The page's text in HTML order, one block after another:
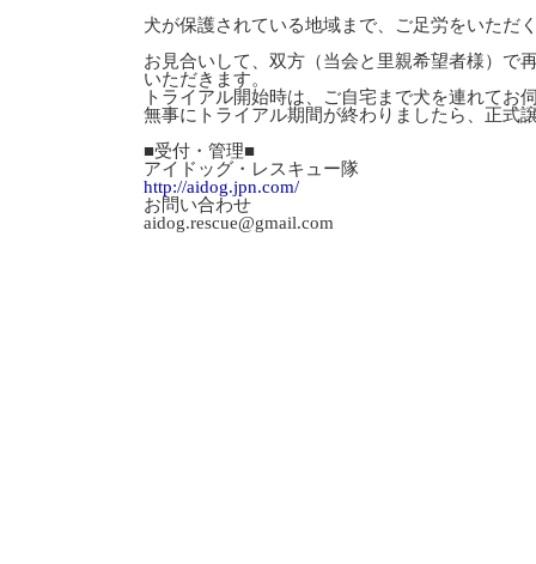
犬が保護されている地域まで、ご足労をいただ
お見合いして、双方（当会と里親希望者様）で
いただきます。
トライアル開始時は、ご自宅まで犬を連れてお
無事にトライアル期間が終わりましたら、正式
■受付・管理■
アイドッグ・レスキュー隊
http://aidog.jpn.com/
お問い合わせ
aidog.rescue@gmail.com